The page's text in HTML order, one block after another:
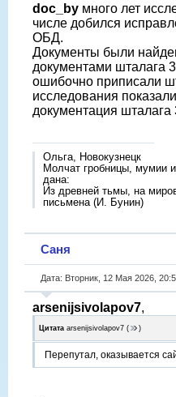
doc_by много лет
числе добился
ОБД.
Документы были
документами шталага
ошибочно приписали
исследования
документация шталага
Ольга, Новокузнецк
Молчат гробницы, мумии
дана:
Из древней тьмы, на
письмена (И. Бунин)
Саня
Дата: Вторник, 12 Мая 2026,
arsenijsivolapov7,
Цитата arsenijsivolapov7 ( )
Перепутал, оказывается